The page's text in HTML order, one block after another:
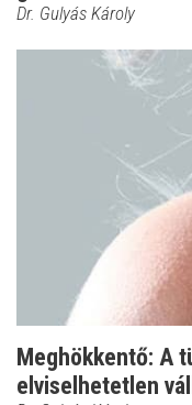
Dr. Gulyás Károly
Meghökkentő: A
elviselhetetlen